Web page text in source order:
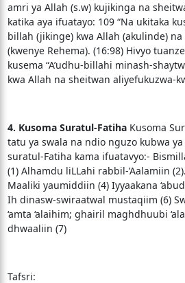
amri ya Allah (s.w) kujikinga na
katika aya ifuatayo: 109 “Na ukitaka
billah (jikinge) kwa Allah (akulinde)
(kwenye Rehema). (16:98) Hivyo
kusema “A’udhu-billahi minash-
kwa Allah na sheitwan aliyefukuzwa-
4. Kusoma Suratul-FatihaKusoma
tatu ya swala na ndio nguzo kubwa ya
suratul-Fatiha kama ifuatavyo:-
(1) Alhamdu liLLahi rabbil-’Aalamiin
Maaliki yaumiddiin (4) Iyyaakana
Ih dinasw-swiraatwal mustaqiim (6)
‘amta ‘alaihim; ghairil maghdhuubi
dhwaaliin (7)
Tafsri: